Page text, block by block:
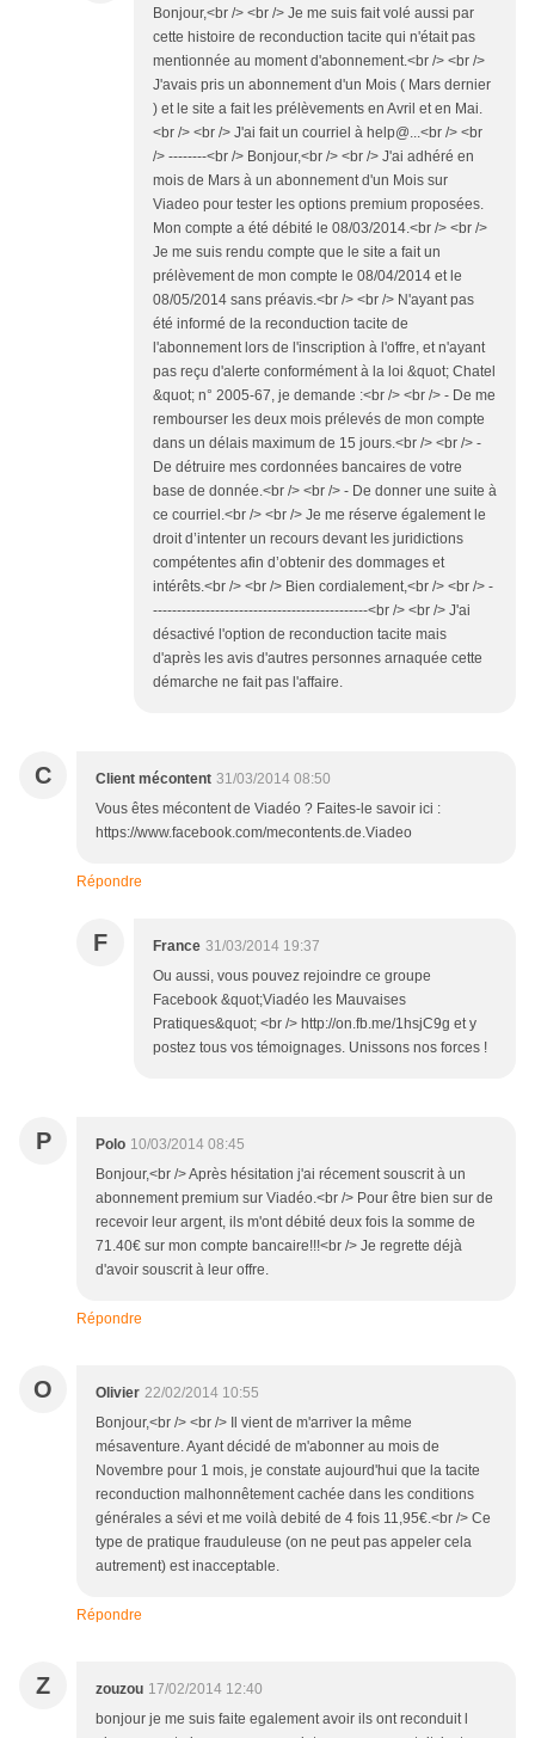
Bonjour,<br /> <br /> Je me suis fait volé aussi par
cette histoire de reconduction tacite qui n'était pas
mentionnée au moment d'abonnement.<br /> <br />
J'avais pris un abonnement d'un Mois ( Mars dernier
) et le site a fait les prélèvements en Avril et en Mai.
<br /> <br /> J'ai fait un courriel à help@...<br /> <br
/> --------<br /> Bonjour,<br /> <br /> J'ai adhéré en
mois de Mars à un abonnement d'un Mois sur
Viadeo pour tester les options premium proposées.
Mon compte a été débité le 08/03/2014.<br /> <br />
Je me suis rendu compte que le site a fait un
prélèvement de mon compte le 08/04/2014 et le
08/05/2014 sans préavis.<br /> <br /> N'ayant pas
été informé de la reconduction tacite de
l'abonnement lors de l'inscription à l'offre, et n'ayant
pas reçu d'alerte conformément à la loi &quot; Chatel
&quot; n° 2005-67, je demande :<br /> <br /> - De me
rembourser les deux mois prélevés de mon compte
dans un délais maximum de 15 jours.<br /> <br /> -
De détruire mes cordonnées bancaires de votre
base de donnée.<br /> <br /> - De donner une suite à
ce courriel.<br /> <br /> Je me réserve également le
droit d’intenter un recours devant les juridictions
compétentes afin d’obtenir des dommages et
intérêts.<br /> <br /> Bien cordialement,<br /> <br /> -
---------------------------------------------<br /> <br /> J'ai
désactivé l'option de reconduction tacite mais
d'après les avis d'autres personnes arnaquée cette
démarche ne fait pas l'affaire.
C Client mécontent 31/03/2014 08:50
Vous êtes mécontent de Viadéo ? Faites-le savoir ici :
https://www.facebook.com/mecontents.de.Viadeo
Répondre
F France 31/03/2014 19:37
Ou aussi, vous pouvez rejoindre ce groupe
Facebook &quot;Viadéo les Mauvaises
Pratiques&quot; <br /> http://on.fb.me/1hsjC9g et y
postez tous vos témoignages. Unissons nos forces !
P Polo 10/03/2014 08:45
Bonjour,<br /> Après hésitation j'ai récement souscrit à un
abonnement premium sur Viadéo.<br /> Pour être bien sur de
recevoir leur argent, ils m'ont débité deux fois la somme de
71.40€ sur mon compte bancaire!!!<br /> Je regrette déjà
d'avoir souscrit à leur offre.
Répondre
O Olivier 22/02/2014 10:55
Bonjour,<br /> <br /> Il vient de m'arriver la même
mésaventure. Ayant décidé de m'abonner au mois de
Novembre pour 1 mois, je constate aujourd'hui que la tacite
reconduction malhonnêtement cachée dans les conditions
générales a sévi et me voilà debité de 4 fois 11,95€.<br /> Ce
type de pratique frauduleuse (on ne peut pas appeler cela
autrement) est inacceptable.
Répondre
Z zouzou 17/02/2014 12:40
bonjour je me suis faite egalement avoir ils ont reconduit l